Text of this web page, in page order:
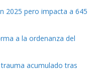
2025 pero impacta a 645
a la ordenanza del
acumulado tras